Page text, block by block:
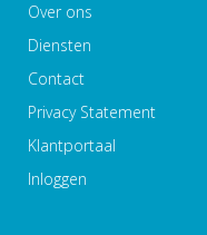
Over ons
Diensten
Contact
Privacy Statement
Klantportaal
Inloggen